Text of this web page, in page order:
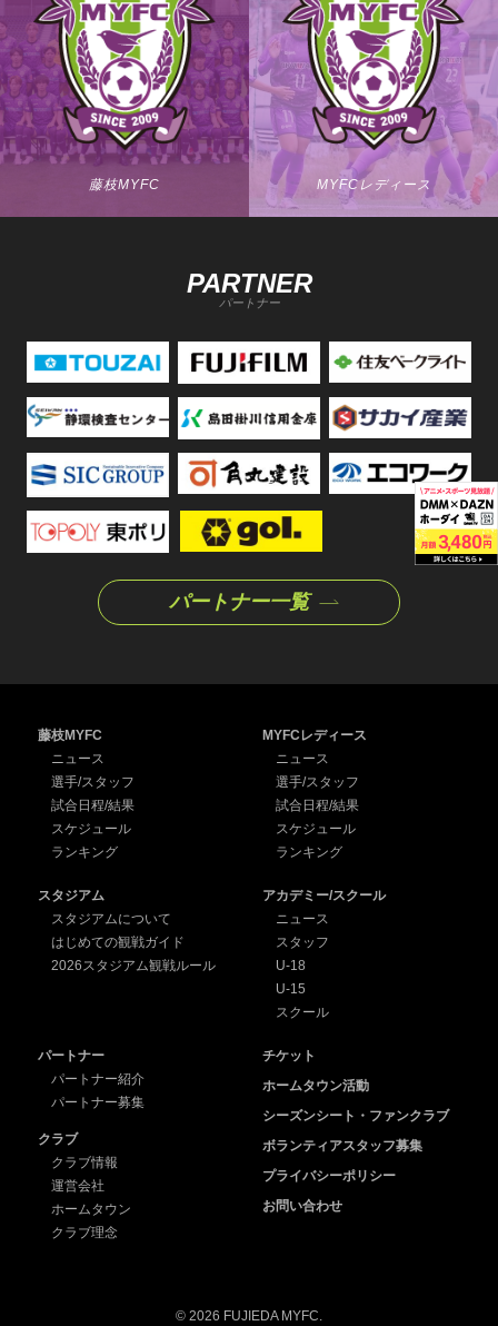
藤枝MYFC MYFCレディース
PARTNER
パートナー
パートナー一覧
藤枝MYFC
ニュース
選手/スタッフ
試合日程/結果
スケジュール
ランキング
MYFCレディース
ニュース
選手/スタッフ
試合日程/結果
スケジュール
ランキング
スタジアム
スタジアムについて
はじめての観戦ガイド
2026スタジアム観戦ルール
アカデミー/スクール
ニュース
スタッフ
U-18
U-15
スクール
パートナー
パートナー紹介
パートナー募集
クラブ
クラブ情報
運営会社
ホームタウン
クラブ理念
チケット
ホームタウン活動
シーズンシート・ファンクラブ
ボランティアスタッフ募集
プライバシーポリシー
お問い合わせ
© 2026 FUJIEDA MYFC.